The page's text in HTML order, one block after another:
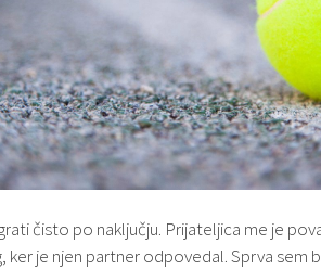
čisto po naključju. Prijateljica me je
ker je njen partner odpovedal. Sprva sem